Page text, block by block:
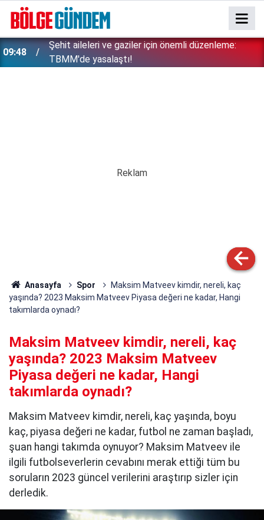
09:48
Şehit aileleri ve gaziler için önemli düzenleme:
TBMM'de yasalaştı!
Anasayfa Spor
Maksim Matveev kimdir, nereli, kaç
yaşında? 2023 Maksim Matveev Piyasa değeri ne kadar, Hangi
takımlarda oynadı?
Maksim Matveev kimdir, nereli, kaç
yaşında? 2023 Maksim Matveev
Piyasa değeri ne kadar, Hangi
takımlarda oynadı?
Maksim Matveev kimdir, nereli, kaç yaşında, boyu
kaç, piyasa değeri ne kadar, futbol ne zaman başladı,
şuan hangi takımda oynuyor? Maksim Matveev ile
ilgili futbolseverlerin cevabını merak ettiği tüm bu
soruların 2023 güncel verilerini araştırıp sizler için
derledik.